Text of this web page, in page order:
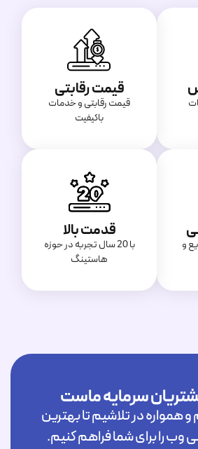
قیمت رقابتی
قیمت‌ رقابتی و خدمات
باکیفیت
و
قدمت بالا
با 20 سال تجربه در حوزه
هاستینگ
سرمایه ماست
در تلاشیم تا بهترین
وب را برای شما فراهم کنیم.